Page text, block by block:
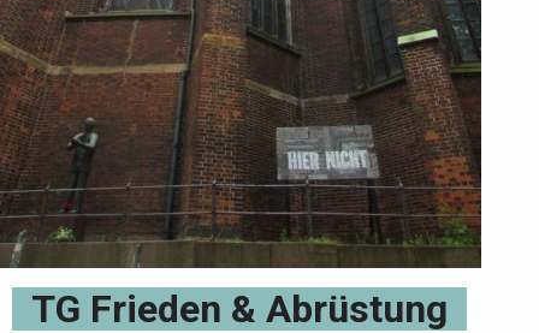
TG Frieden & Abrüstung